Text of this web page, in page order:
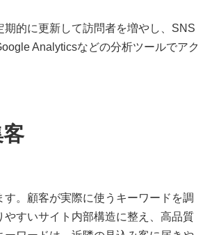
的に更新して訪問者を増やし、SNS
Analyticsなどの分析ツールでアク
。顧客が実際に使うキーワードを調
すいサイト内部構造に整え、高品質